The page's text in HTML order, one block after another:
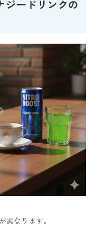
ジードリンクの
異なります。